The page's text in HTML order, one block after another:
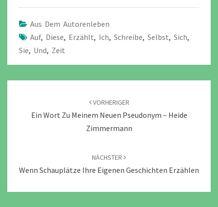
Aus Dem Autorenleben
Auf, Diese, Erzählt, Ich, Schreibe, Selbst, Sich,
Sie, Und, Zeit
VORHERIGER
Ein Wort Zu Meinem Neuen Pseudonym – Heide
Zimmermann
NÄCHSTER
Wenn Schauplätze Ihre Eigenen Geschichten Erzählen